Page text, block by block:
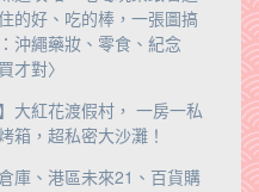
的好、吃的棒，一張圖搞
沖繩藥妝、零食、紀念
才對〉
大紅花渡假村， 一房一私
箱，超私密大沙灘！
庫、港區未來21、百貨購